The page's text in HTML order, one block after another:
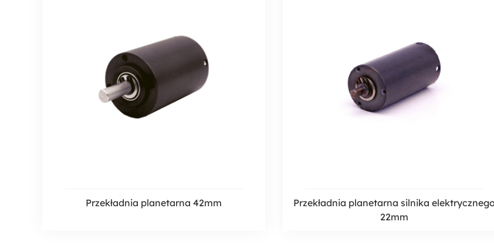
Przekładnia planetarna 42mm
Przekładnia planetarna silnika
22mm